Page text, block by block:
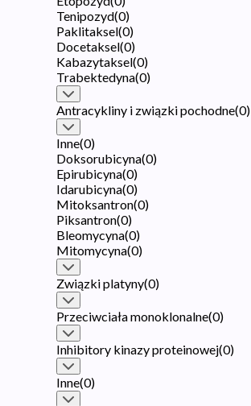
Tenipozyd(0)
Paklitaksel(0)
Docetaksel(0)
Kabazytaksel(0)
Trabektedyna(0)
Antracykliny i związki pochodne(0)
Inne(0)
Doksorubicyna(0)
Epirubicyna(0)
Idarubicyna(0)
Mitoksantron(0)
Piksantron(0)
Bleomycyna(0)
Mitomycyna(0)
Związki platyny(0)
Przeciwciała monoklonalne(0)
Inhibitory kinazy proteinowej(0)
Inne(0)